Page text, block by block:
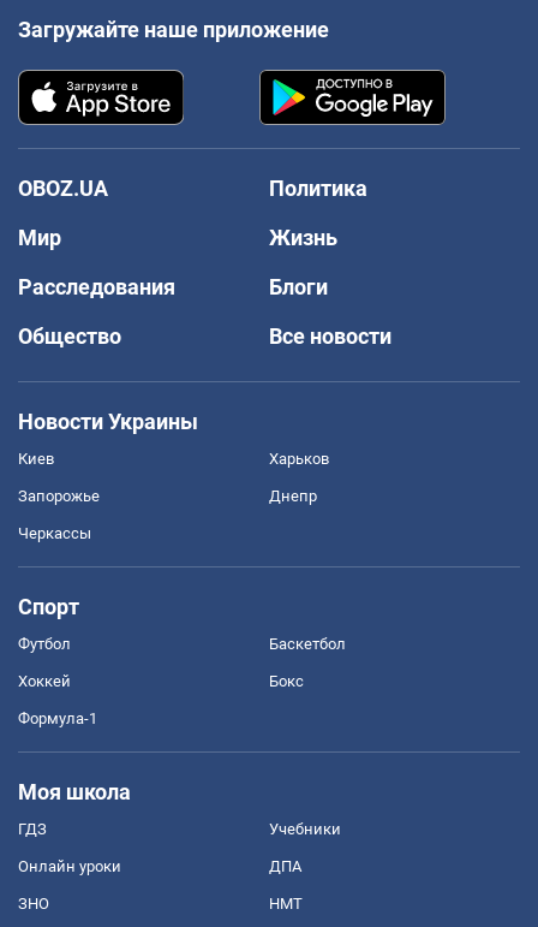
Загружайте наше приложение
OBOZ.UA
Политика
Мир
Жизнь
Расследования
Блоги
Общество
Все новости
Новости Украины
Киев Харьков
Запорожье Днепр
Черкассы
Спорт
Футбол Баскетбол
Хоккей Бокс
Формула-1
Моя школа
ГДЗ Учебники
Онлайн уроки ДПА
ЗНО НМТ